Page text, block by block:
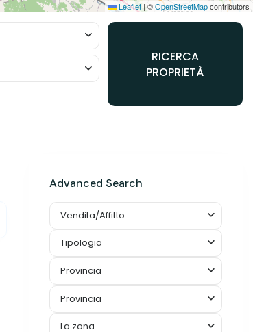
Leaflet | ©OpenStreetMapcontributors
RICERCA
PROPRIETÀ
Advanced Search
Vendita/Affitto
Tipologia
Provincia
Provincia
La zona